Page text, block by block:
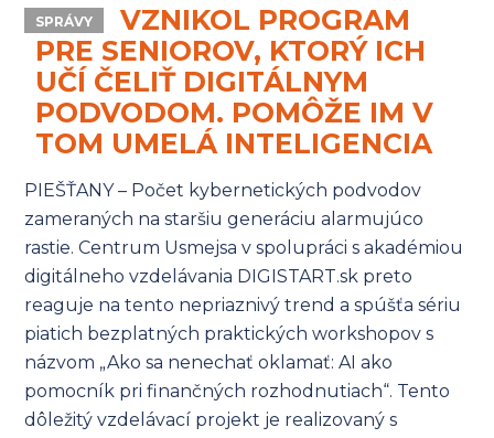
SPRÁVY
VZNIKOL PROGRAM
PRE SENIOROV, KTORÝ ICH
UČÍ ČELIŤ DIGITÁLNYM
PODVODOM. POMÔŽE IM V
TOM UMELÁ INTELIGENCIA
PIEŠŤANY – Počet kybernetických podvodov
zameraných na staršiu generáciu alarmujúco
rastie. Centrum Usmejsa v spolupráci s akadémiou
digitálneho vzdelávania DIGISTART.sk preto
reaguje na tento nepriaznivý trend a spúšťa sériu
piatich bezplatných praktických workshopov s
názvom „Ako sa nenechať oklamať: AI ako
pomocník pri finančných rozhodnutiach“. Tento
dôležitý vzdelávací projekt je realizovaný s